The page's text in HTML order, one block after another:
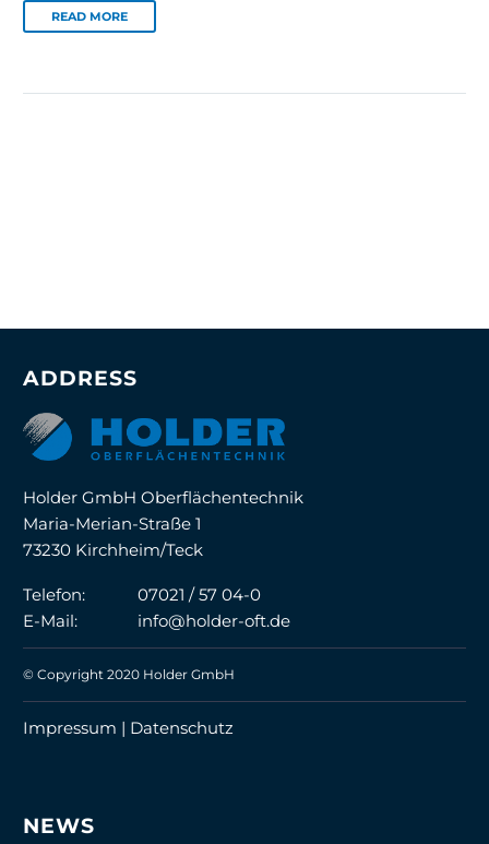
READ MORE
ADDRESS
Holder GmbH Oberflächentechnik
Maria-Merian-Straße 1
73230 Kirchheim/Teck
Telefon:
07021 / 57 04-0
E-Mail:
info@holder-oft.de
© Copyright 2020 Holder GmbH
Impressum | Datenschutz
NEWS